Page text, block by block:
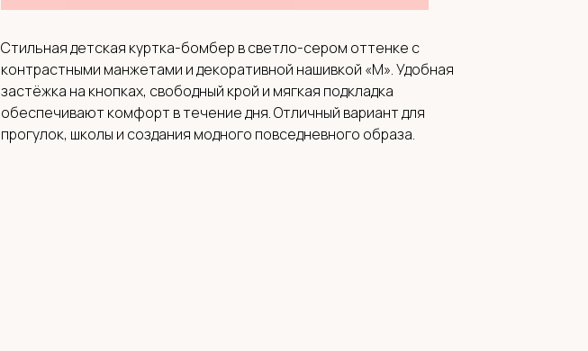
Стильная детская куртка-бомбер в светло-сером оттенке с
контрастными манжетами и декоративной нашивкой «M». Удобная
застёжка на кнопках, свободный крой и мягкая подкладка
обеспечивают комфорт в течение дня. Отличный вариант для
прогулок, школы и создания модного повседневного образа.